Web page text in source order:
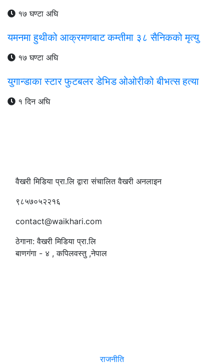
१७ घण्टा अघि
यमनमा हुथीको आक्रमणबाट कम्तीमा ३८ सैनिकको मृत्यु
१७ घण्टा अघि
युगान्डाका स्टार फुटबलर डेभिड ओओरीको बीभत्स हत्या
१ दिन अघि
वैखरी मिडिया प्रा.लि द्वारा संचालित वैखरी अनलाइन
९८५७०५२२१६
contact@waikhari.com
ठेगाना: वैखरी मिडिया प्रा.लि
बाणगंगा - ४ , कपिलवस्तु ,नेपाल
राजनीति